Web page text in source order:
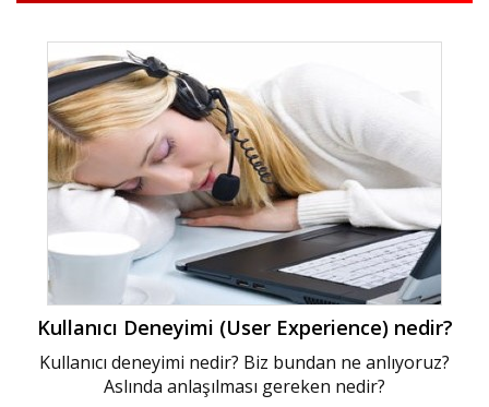
Kullanıcı Deneyimi (User Experience) nedir?
Kullanıcı deneyimi nedir? Biz bundan ne anlıyoruz?
Aslında anlaşılması gereken nedir?